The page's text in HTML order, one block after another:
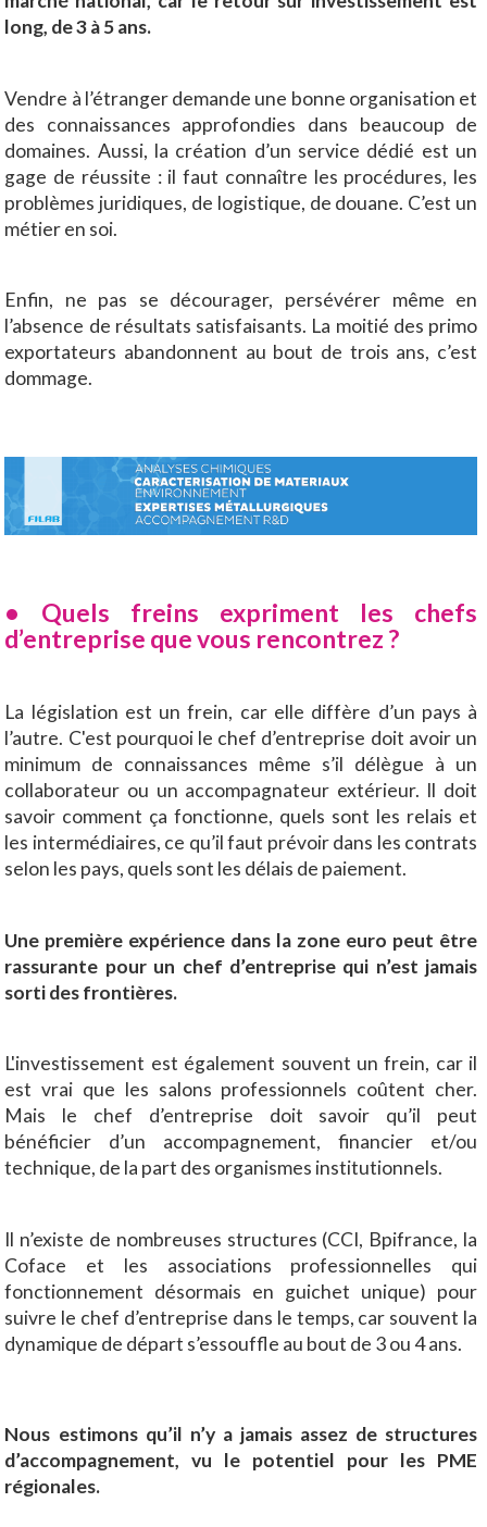
long, de 3 à 5 ans.
Vendre à l’étranger demande une bonne organisation et
des connaissances approfondies dans beaucoup de
domaines. Aussi, la création d’un service dédié est un
gage de réussite : il faut connaître les procédures, les
problèmes juridiques, de logistique, de douane. C’est un
métier en soi.
Enfin, ne pas se décourager, persévérer même en
l’absence de résultats satisfaisants. La moitié des primo
exportateurs abandonnent au bout de trois ans, c’est
dommage.
• Quels freins expriment les chefs
d’entreprise que vous rencontrez ?
La législation est un frein, car elle diffère d’un pays à
l’autre. C'est pourquoi le chef d’entreprise doit avoir un
minimum de connaissances même s’il délègue à un
collaborateur ou un accompagnateur extérieur. Il doit
savoir comment ça fonctionne, quels sont les relais et
les intermédiaires, ce qu’il faut prévoir dans les contrats
selon les pays, quels sont les délais de paiement.
Une première expérience dans la zone euro peut être
rassurante pour un chef d’entreprise qui n’est jamais
sorti des frontières.
L'investissement est également souvent un frein, car il
est vrai que les salons professionnels coûtent cher.
Mais le chef d’entreprise doit savoir qu’il peut
bénéficier d’un accompagnement, financier et/ou
technique, de la part des organismes institutionnels.
Il n’existe de nombreuses structures (CCI, Bpifrance, la
Coface et les associations professionnelles qui
fonctionnement désormais en guichet unique) pour
suivre le chef d’entreprise dans le temps, car souvent la
dynamique de départ s’essouffle au bout de 3 ou 4 ans.
Nous estimons qu’il n’y a jamais assez de structures
d’accompagnement, vu le potentiel pour les PME
régionales.